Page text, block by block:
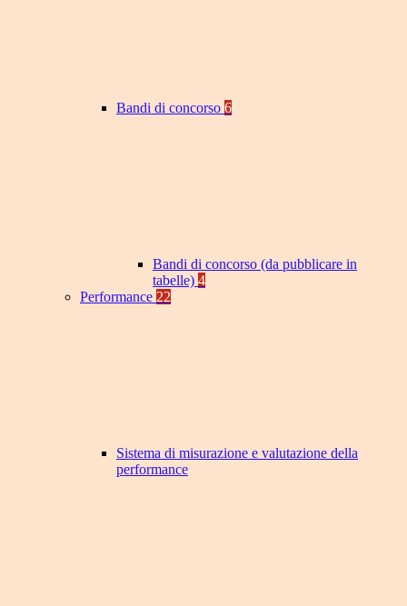
Bandi di concorso 6
Bandi di concorso (da pubblicare in
tabelle) 4
Performance 22
Sistema di misurazione e valutazione della
performance